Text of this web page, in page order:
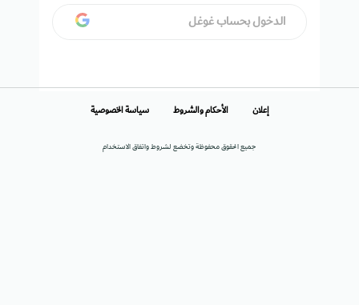
الدخول بحساب غوغل
جميع الحقوق محفوظة وتخضع لشروط واتفاق الاستخدام
إعلان الأحكام والشروط سياسة الخصوصية